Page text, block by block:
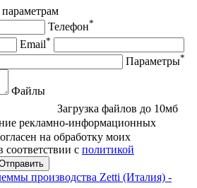
Телефон*
Email*
Параметры*
Файлы
Загрузка файлов до 10мб
рекламно-информационных
на обработку моих
с политикой